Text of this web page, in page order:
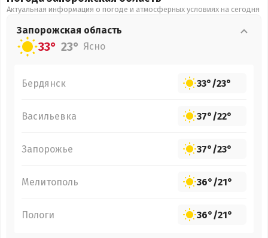
Актуальная информация о погоде и атмосферных условиях на сегодня
Запорожская область
33° 23° Ясно
Бердянск 33°/23°
Васильевка 37°/22°
Запорожье 37°/23°
Мелитополь 36°/21°
Пологи 36°/21°